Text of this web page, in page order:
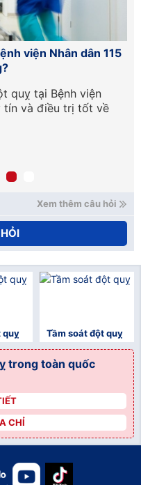
viện Nhân dân 115
quỵ tại Bệnh viện
tín và điều trị tốt về
Xem thêm câu hỏi
quỵ
">
Tầm soát đột quỵ
trong toàn quốc
CHỈ